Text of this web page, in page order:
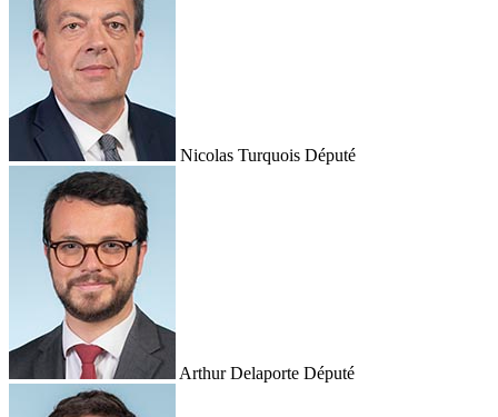
Nicolas Turquois Député
Arthur Delaporte Député